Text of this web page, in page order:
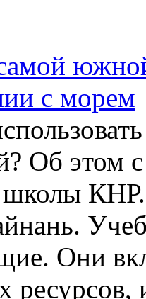
с морем
Об этом
КНР.
Они